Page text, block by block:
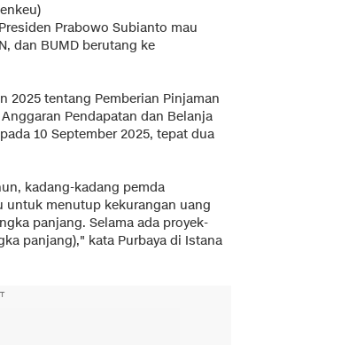
Prabowo Subianto mau
dan BUMD berutang ke
2025 tentang Pemberian Pinjaman
Pendapatan dan Belanja
10 September 2025, tepat dua
kadang-kadang pemda
untuk menutup kekurangan uang
panjang. Selama ada proyek-
panjang)," kata Purbaya di Istana